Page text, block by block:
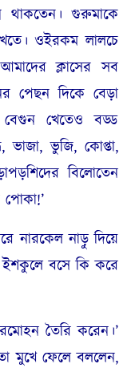
থাকতেন। গুরুমাকে
ওইরকম লালচে
ক্লাসের সব
পেছন দিকে বেড়া
বেগুন খেতেও বড্ড
ভাজা, ভুজি, কোপ্তা,
বিলোতেন
নাড়ু দিয়ে
ইশকুলে বসে কি করে
তৈরি করেন।’
মুখে ফেলে বললেন,